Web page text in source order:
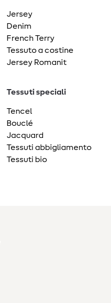
Jersey
Denim
French Terry
Tessuto a costine
Jersey Romanit
Tessuti speciali
Tencel
Bouclé
Jacquard
Tessuti abbigliamento
Tessuti bio